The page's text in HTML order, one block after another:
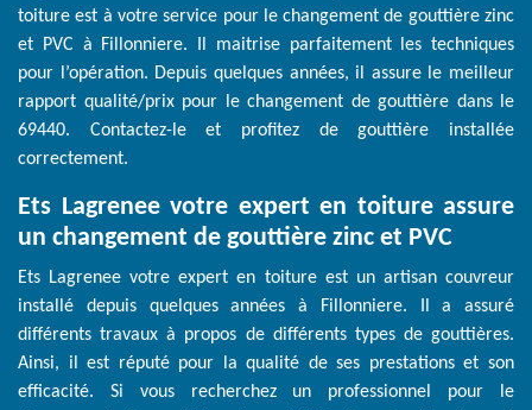
toiture est à votre service pour le changement de gouttière zinc
et PVC à Fillonniere. Il maitrise parfaitement les techniques
pour l’opération. Depuis quelques années, il assure le meilleur
rapport qualité/prix pour le changement de gouttière dans le
69440. Contactez-le et profitez de gouttière installée
correctement.
Ets Lagrenee votre expert en toiture assure
un changement de gouttière zinc et PVC
Ets Lagrenee votre expert en toiture est un artisan couvreur
installé depuis quelques années à Fillonniere. Il a assuré
différents travaux à propos de différents types de gouttières.
Ainsi, il est réputé pour la qualité de ses prestations et son
efficacité. Si vous recherchez un professionnel pour le